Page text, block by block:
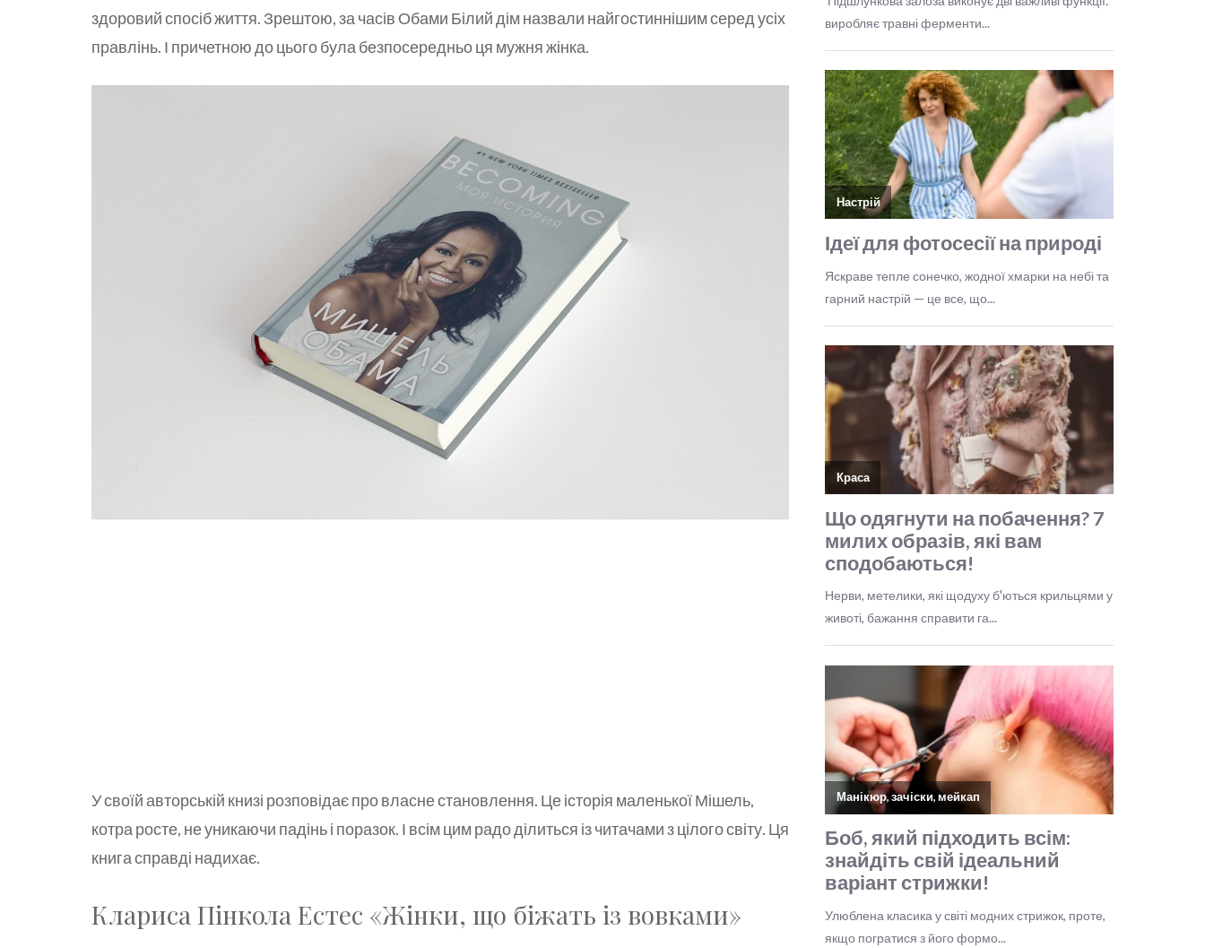
здоровий спосіб життя. Зрештою, за часів Обами Білий дім назвали найгостиннішим серед усіх
правлінь. І причетною до цього була безпосередньо ця мужня жінка.
У своїй авторській книзі розповідає про власне становлення. Це історія маленької Мішель,
котра росте, не уникаючи падінь і поразок. І всім цим радо ділиться із читачами з цілого світу. Ця
книга справді надихає.
Клариса Пінкола Естес «Жінки, що біжать із вовками»